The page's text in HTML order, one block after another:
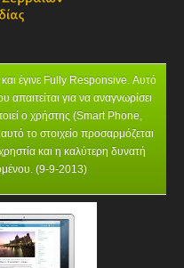
έγινε Fully Responsive. Αυτό
απαιτείται για να αναγνωρίσει
ο χρήστης (Smart Phone,
το στοιχείο προσαρμόζεται
και η καλύτερη δυνατή
(9-9-2013)